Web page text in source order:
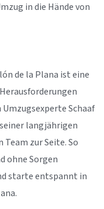
in die Hände von
de la Plana ist eine
Schaaf
langjährigen
zur Seite. So
ohne Sorgen
starte entspannt in